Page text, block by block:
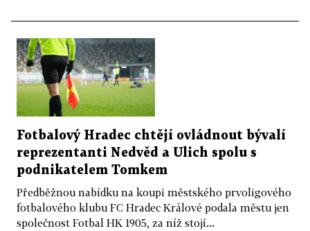
Fotbalový Hradec chtějí ovládnout bývalí
reprezentanti Nedvěd a Ulich spolu s
podnikatelem Tomkem
Předběžnou nabídku na koupi městského prvoligového
fotbalového klubu FC Hradec Králové podala městu jen
společnost Fotbal HK 1905, za níž stojí...